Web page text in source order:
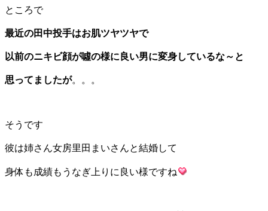
ところで
最近の田中投手はお肌ツヤツヤで
以前のニキビ顔が噓の様に良い男に変身しているな～と
思ってましたが。。。
そうです
彼は姉さん女房里田まいさんと結婚して
身体も成績もうなぎ上りに良い様ですね